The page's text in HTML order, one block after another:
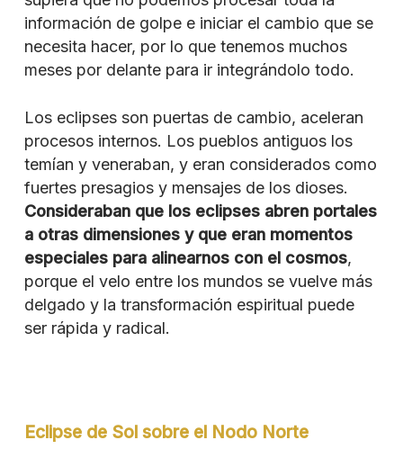
información de golpe e iniciar el cambio que se
necesita hacer, por lo que tenemos muchos
meses por delante para ir integrándolo todo.
Los eclipses son puertas de cambio, aceleran
procesos internos. Los pueblos antiguos los
temían y veneraban, y eran considerados como
fuertes presagios y mensajes de los dioses.
Consideraban que los eclipses abren portales
a otras dimensiones y que eran momentos
especiales para alinearnos con el cosmos,
porque el velo entre los mundos se vuelve más
delgado y la transformación espiritual puede
ser rápida y radical.
Eclipse de Sol sobre el Nodo Norte